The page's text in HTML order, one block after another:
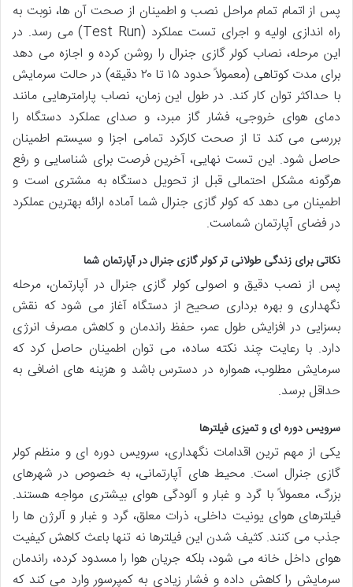
پس از اتمام تمام مراحل نصب و اطمینان از صحت آن ها، نوبت به
راه اندازی اولیه و اجرای تست عملکرد (Test Run) می رسد. در
این مرحله، نصاب کولر گازی جنرال را روشن کرده و اجازه می دهد
برای مدت کوتاهی (معمولاً حدود ۱۵ تا ۲۰ دقیقه) در حالت سرمایش
با حداکثر توان کار کند. در طول این زمان، نصاب پارامترهایی مانند
دمای هوای خروجی، فشار گاز مبرد، و صدای عملکرد دستگاه را
بررسی می کند تا از صحت کارکرد تمامی اجزا و سیستم اطمینان
حاصل شود. این تست نهایی، آخرین فرصت برای شناسایی و رفع
هرگونه مشکل احتمالی قبل از تحویل دستگاه به مشتری است و
اطمینان می دهد که کولر گازی جنرال شما آماده ارائه بهترین عملکرد
در فضای آپارتمان شماست.
نکاتی برای زندگی طولانی تر کولر گازی جنرال در آپارتمان شما
پس از نصب دقیق و اصولی کولر گازی جنرال در آپارتمان، مرحله
نگهداری و بهره برداری صحیح از دستگاه آغاز می شود که نقش
بسزایی در افزایش طول عمر، حفظ راندمان و کاهش مصرف انرژی
دارد. با رعایت چند نکته ساده، می توان اطمینان حاصل کرد که
سرمایش مطلوب، همواره در دسترس باشد و هزینه های اضافی به
حداقل برسد.
سرویس دوره ای و تمیزی فیلترها
یکی از مهم ترین اقدامات نگهداری، سرویس دوره ای و منظم کولر
گازی جنرال است. محیط های آپارتمانی، به خصوص در شهرهای
بزرگ، معمولاً با گرد و غبار و آلودگی هوای بیشتری مواجه هستند.
فیلترهای هوای یونیت داخلی، ذرات معلق، گرد و غبار و آلرژن ها را
جذب می کنند. کثیف شدن این فیلترها نه تنها باعث کاهش کیفیت
هوای داخل خانه می شود، بلکه جریان هوا را مسدود کرده، راندمان
سرمایش را کاهش داده و فشار زیادی به کمپرسور وارد می کند که